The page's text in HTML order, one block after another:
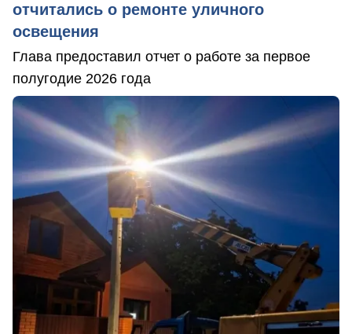
отчитались о ремонте уличного
освещения
Глава предоставил отчет о работе за первое
полугодие 2026 года